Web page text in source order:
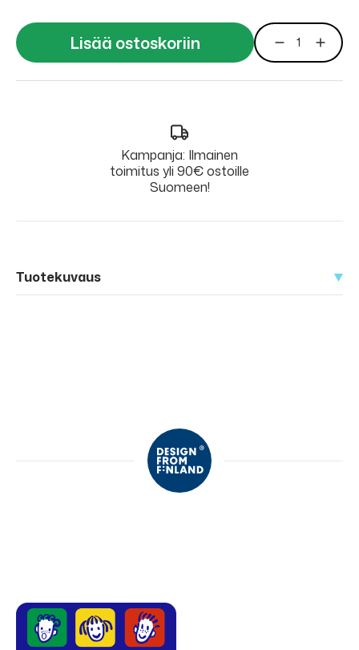
Lisää ostoskoriin
Kampanja: Ilmainen
toimitus yli 90€ ostoille
Suomeen!
Tuotekuvaus